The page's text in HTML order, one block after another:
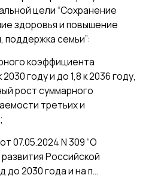
цели “Сохранение
здоровья и повышение
семьи”:
коэффициента
году и до 1,8 к 2036 году,
рост суммарного
третьих и
07.05.2024 N 309 “О
Российской
до 2030 года и на п…